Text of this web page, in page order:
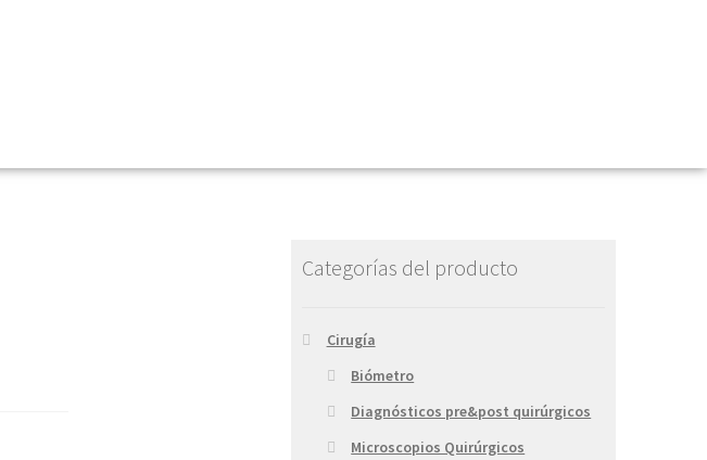
Categorías del producto
Cirugía
Biómetro
Diagnósticos pre&post quirúrgicos
Microscopios Quirúrgicos